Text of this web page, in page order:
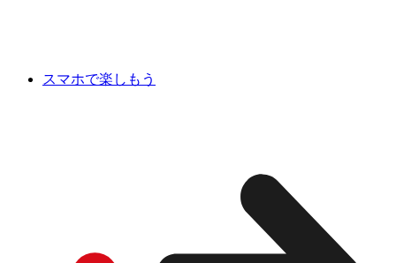
スマホで楽しもう